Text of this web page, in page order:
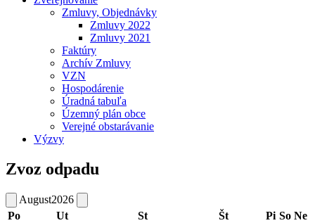
Zmluvy, Objednávky
Zmluvy 2022
Zmluvy 2021
Faktúry
Archív Zmluvy
VZN
Hospodárenie
Úradná tabuľa
Územný plán obce
Verejné obstarávanie
Výzvy
Zvoz odpadu
August2026
Po
Ut St Št Pi So Ne